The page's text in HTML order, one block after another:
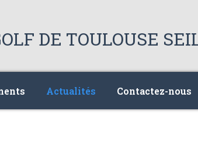
Actualités Contactez-nous